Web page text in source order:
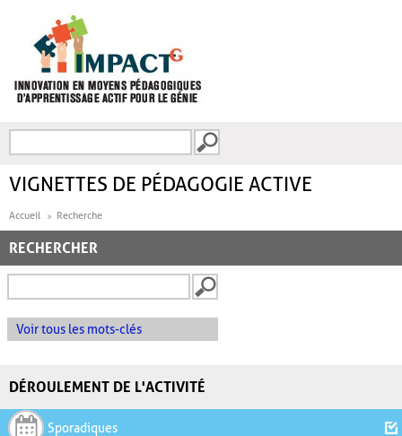
FORMULAIRE DE
VIGNETTES DE PÉDAGOGIE ACTIVE
Accueil Recherche
RECHERCHER
Voir tous les mots-clés
DÉROULEMENT DE L'ACTIVITÉ
Sporadiques